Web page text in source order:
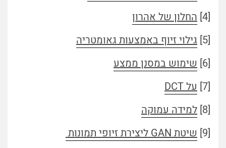
[4]
החלון של אהרון
[5]
גילוי זיוף באמצעות גאומטריה
[6]
שימוש במסנן ממצע
[7]
על DCT
[8]
למידה עמוקה
[9]
שיטת GAN ליצירת זיופי תמונות